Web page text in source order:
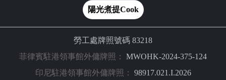
陽光煮提Cook
勞工處牌照號碼 83218
菲律賓駐港領事館外傭牌照： MWOHK-2024-375-124
印尼駐港領事館外傭牌照： 98917.021.I.2026